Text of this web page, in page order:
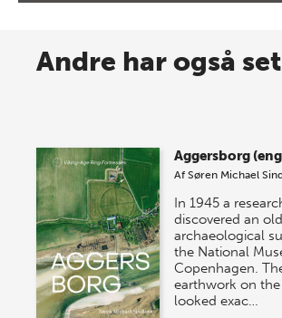
Spar op til 70% til
onsdag den 10. j…
Andre har også set
Aggersborg
AfSøren Michael
In 1945 a
discovered an old
archaeological
the National
Copenhagen.
earthwork on
looked exac…